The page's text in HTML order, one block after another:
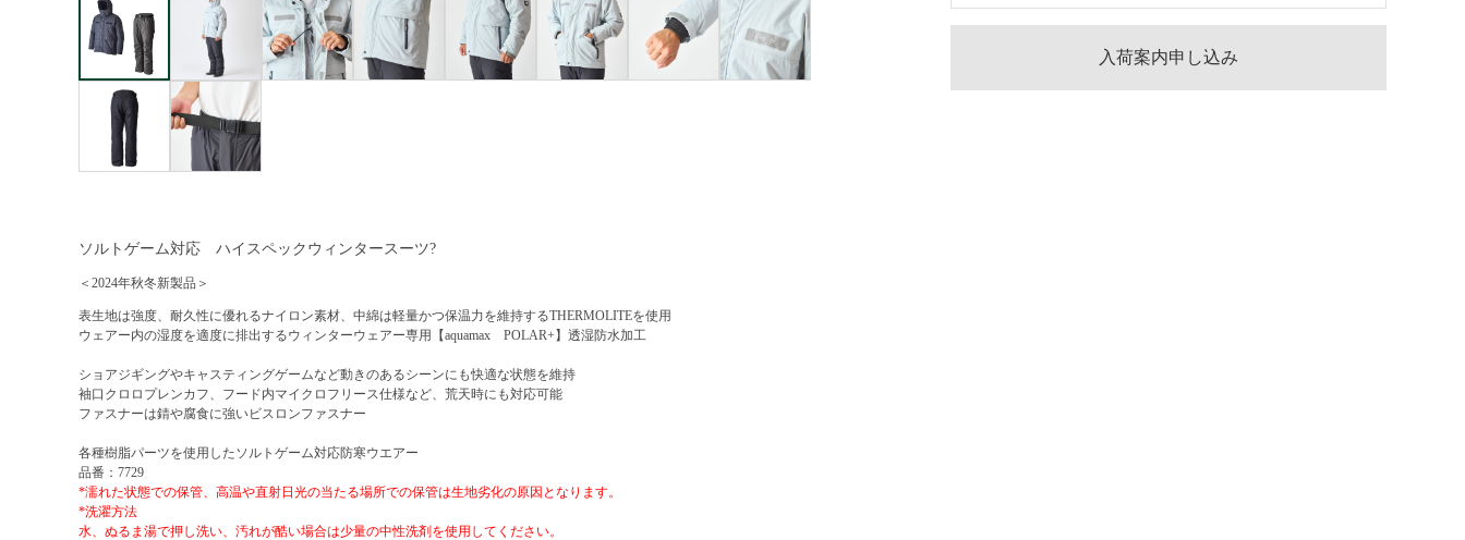
ソルトゲーム対応 ハイスペックウィンタースーツ?
＜2024年秋冬新製品＞
表生地は強度、耐久性に優れるナイロン素材、中綿は軽量かつ保温力を維持するTHERMOLITEを使用
ウェアー内の湿度を適度に排出するウィンターウェアー専用【aquamax POLAR+】透湿防水加工
ショアジギングやキャスティングゲームなど動きのあるシーンにも快適な状態を維持
袖口クロロプレンカフ、フード内マイクロフリース仕様など、荒天時にも対応可能
ファスナーは錆や腐食に強いビスロンファスナー
各種樹脂パーツを使用したソルトゲーム対応防寒ウエアー
品番：7729
*濡れた状態での保管、高温や直射日光の当たる場所での保管は生地劣化の原因となります。
*洗濯方法
水、ぬるま湯で押し洗い、汚れが酷い場合は少量の中性洗剤を使用してください。
入荷案内申し込み